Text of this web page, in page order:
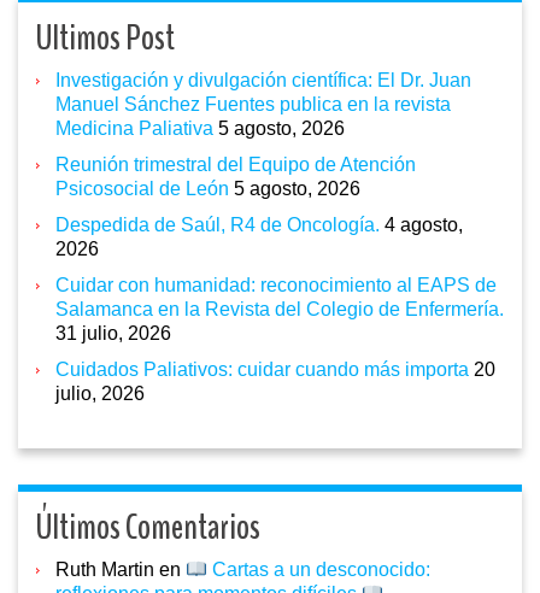
Ultimos Post
Investigación y divulgación científica: El Dr. Juan
Manuel Sánchez Fuentes publica en la revista
Medicina Paliativa 5 agosto, 2026
Reunión trimestral del Equipo de Atención
Psicosocial de León 5 agosto, 2026
Despedida de Saúl, R4 de Oncología. 4 agosto,
2026
Cuidar con humanidad: reconocimiento al EAPS de
Salamanca en la Revista del Colegio de Enfermería.
31 julio, 2026
Cuidados Paliativos: cuidar cuando más importa 20
julio, 2026
Últimos Comentarios
Ruth Martin en
Cartas a un desconocido: